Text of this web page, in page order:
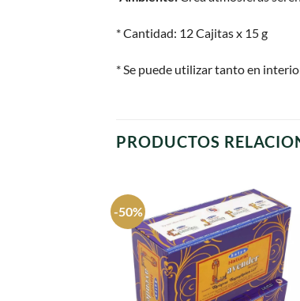
* Cantidad: 12 Cajitas x 15 g
* Se puede utilizar tanto en
PRODUCTOS
-50%
Agregar
a
favoritos